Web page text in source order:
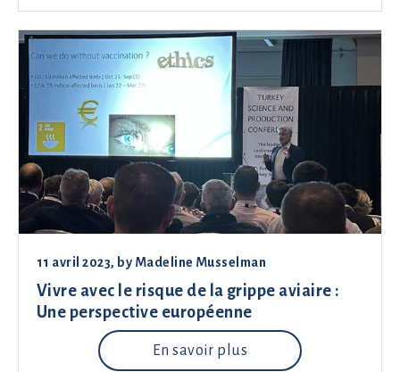
11 avril 2023, by Madeline Musselman
Vivre avec le risque de la grippe aviaire :
Une perspective européenne
En savoir plus